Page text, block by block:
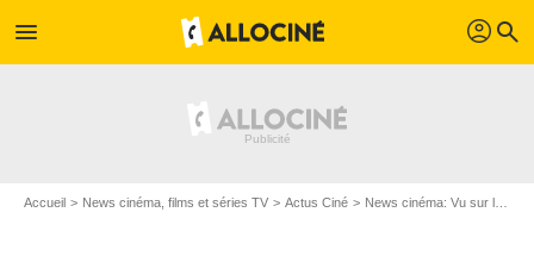
menu profil search
Accueil News cinéma, films et séries TV Actus Ciné News cinéma: Vu sur le web